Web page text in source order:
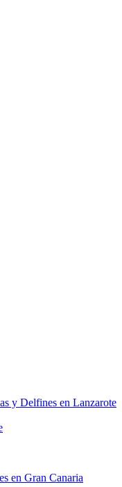
y Delfines en Lanzarote
en Gran Canaria